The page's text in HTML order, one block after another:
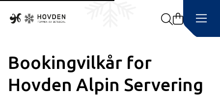
Search
Bookingvilkår for
Hovden Alpin Servering